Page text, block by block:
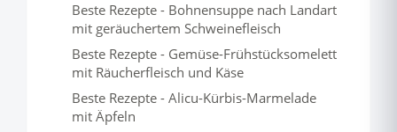
Beste Rezepte - Bohnensuppe nach Landart
mit geräuchertem Schweinefleisch
Beste Rezepte - Gemüse-Frühstücksomelett
mit Räucherfleisch und Käse
Beste Rezepte - Alicu-Kürbis-Marmelade
mit Äpfeln